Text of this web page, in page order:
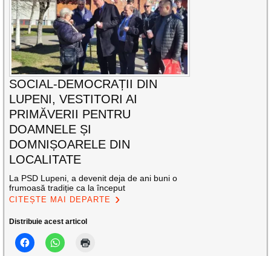
SOCIAL-DEMOCRAȚII DIN
LUPENI, VESTITORI AI
PRIMĂVERII PENTRU
DOAMNELE ȘI
DOMNIȘOARELE DIN
LOCALITATE
La PSD Lupeni, a devenit deja de ani buni o
frumoasă tradiție ca la început
CITEȘTE MAI DEPARTE
Distribuie acest articol